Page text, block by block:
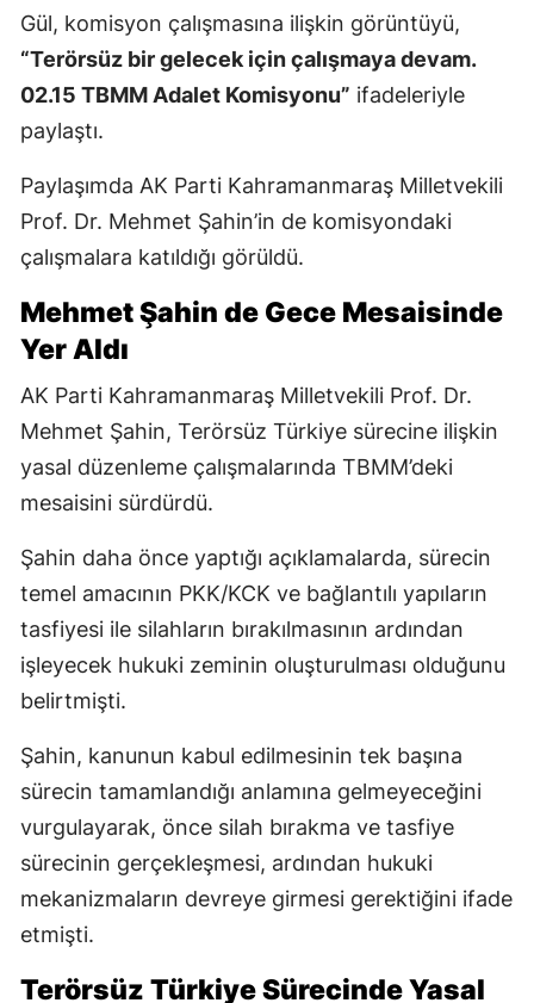
Gül, komisyon çalışmasına ilişkin görüntüyü,
“Terörsüz bir gelecek için çalışmaya devam.
02.15 TBMM Adalet Komisyonu” ifadeleriyle
paylaştı.
Paylaşımda AK Parti Kahramanmaraş Milletvekili
Prof. Dr. Mehmet Şahin’in de komisyondaki
çalışmalara katıldığı görüldü.
Mehmet Şahin de Gece Mesaisinde
Yer Aldı
AK Parti Kahramanmaraş Milletvekili Prof. Dr.
Mehmet Şahin, Terörsüz Türkiye sürecine ilişkin
yasal düzenleme çalışmalarında TBMM’deki
mesaisini sürdürdü.
Şahin daha önce yaptığı açıklamalarda, sürecin
temel amacının PKK/KCK ve bağlantılı yapıların
tasfiyesi ile silahların bırakılmasının ardından
işleyecek hukuki zeminin oluşturulması olduğunu
belirtmişti.
Şahin, kanunun kabul edilmesinin tek başına
sürecin tamamlandığı anlamına gelmeyeceğini
vurgulayarak, önce silah bırakma ve tasfiye
sürecinin gerçekleşmesi, ardından hukuki
mekanizmaların devreye girmesi gerektiğini ifade
etmişti.
Terörsüz Türkiye Sürecinde Yasal